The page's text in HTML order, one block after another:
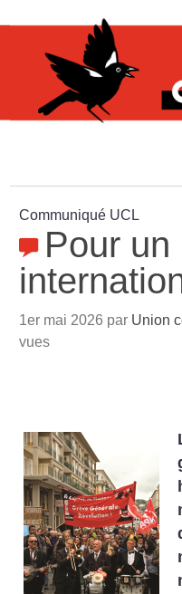
Communiqué UCL
Pour un
1er mai 2026 par Union
vues